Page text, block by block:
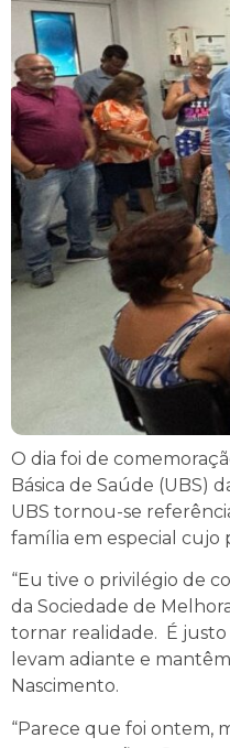
O dia foi de
Básica de Saúde (UBS)
UBS tornou-se
família em especial cujo
“Eu tive o privilégio de
da Sociedade de
tornar realidade. É
levam adiante e
Nascimento.
“Parece que foi ontem,